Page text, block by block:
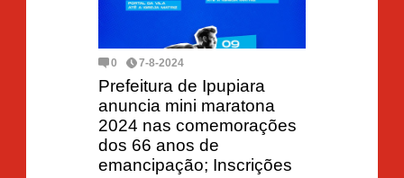
0 7-8-2024
Prefeitura de Ipupiara
anuncia mini maratona
2024 nas comemorações
dos 66 anos de
emancipação; Inscrições